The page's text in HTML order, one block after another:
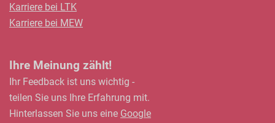
Karriere bei LTK
Karriere bei MEW
Ihre Meinung zählt!
Ihr Feedback ist uns wichtig -
teilen Sie uns Ihre Erfahrung mit.
Hinterlassen Sie uns eine Google